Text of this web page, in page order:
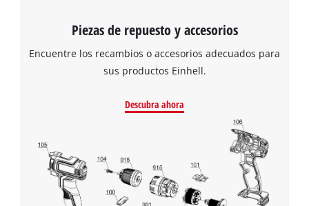
Piezas de repuesto y accesorios
Encuentre los recambios o accesorios adecuados para
sus productos Einhell.
Descubra ahora